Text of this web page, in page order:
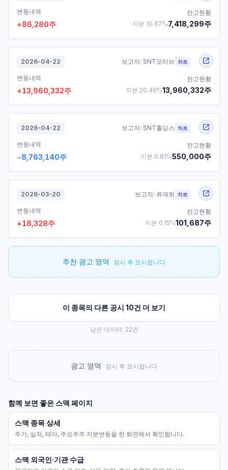
변동내역
+86,280주
잔고현황
지분 10.87%7,418,299주
2026-04-22 보고자: SNT모티브 차트
변동내역
+13,960,332주
잔고현황
지분 20.46%13,960,332주
2026-04-22 보고자: SNT홀딩스 차트
변동내역
-8,763,140주
잔고현황
지분 0.81%550,000주
2026-03-20 보고자: 류재희 차트
변동내역
+18,328주
잔고현황
지분 0.15%101,687주
추천 광고 영역 잠시 후 표시됩니다
이 종목의 다른 공시 10건 더 보기
남은 데이터: 22건
광고 영역 잠시 후 표시됩니다
함께 보면 좋은 스맥 페이지
스맥 종목 상세
주가, 실적, 테마, 주요주주 지분변동을 한 화면에서 확인합니다.
스맥 외국인·기관 수급